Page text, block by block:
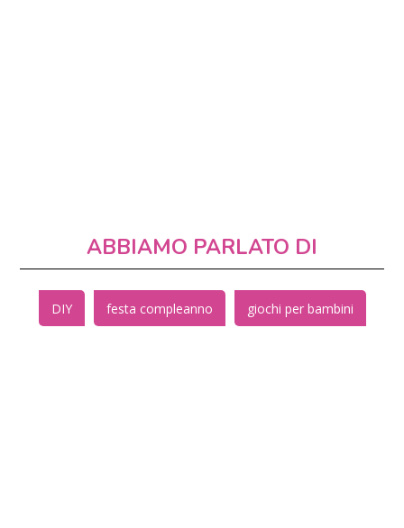
ABBIAMO PARLATO DI
DIY festa compleanno giochi per bambini